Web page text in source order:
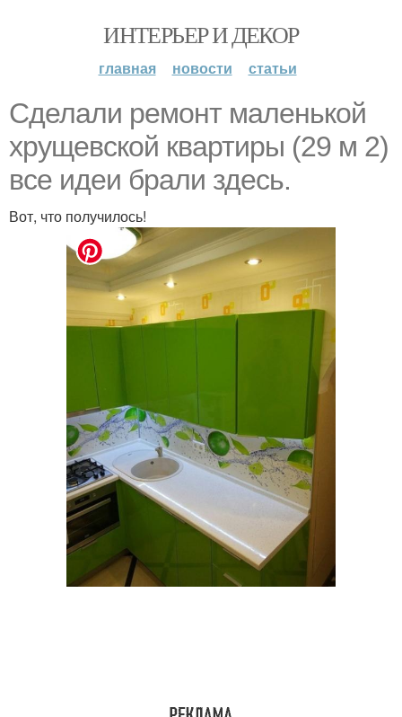
ИНТЕРЬЕР И ДЕКОР
главная новости статьи
Сделали ремонт маленькой
хрущевской квартиры (29 м 2)
все идеи брали здесь.
Вот, что получилось!